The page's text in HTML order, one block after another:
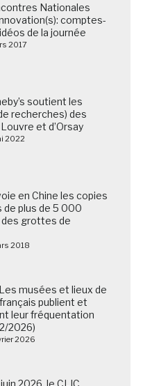
Nationales
comptes-
de la journée
2017
soutient les
recherches) des
et d’Orsay
2022
en Chine les copies
de plus de 5 000
grottes de
2018
musées et lieux de
publient et
leur fréquentation
2026)
2026
2026, le CLIC